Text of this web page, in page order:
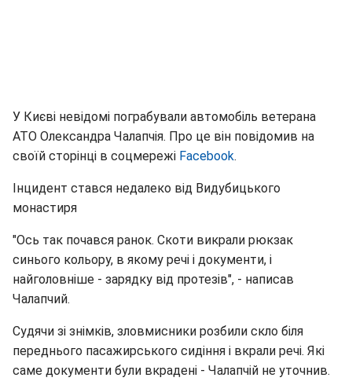
У Києві невідомі пограбували автомобіль ветерана
АТО Олександра Чалапчія. Про це він повідомив на
своїй сторінці в соцмережі Facebook.
Інцидент стався недалеко від Видубицького
монастиря
"Ось так почався ранок. Скоти викрали рюкзак
синього кольору, в якому речі і документи, і
найголовніше - зарядку від протезів", - написав
Чалапчий.
Судячи зі знімків, зловмисники розбили скло біля
переднього пасажирського сидіння і вкрали речі. Які
саме документи були вкрадені - Чалапчій не уточнив.